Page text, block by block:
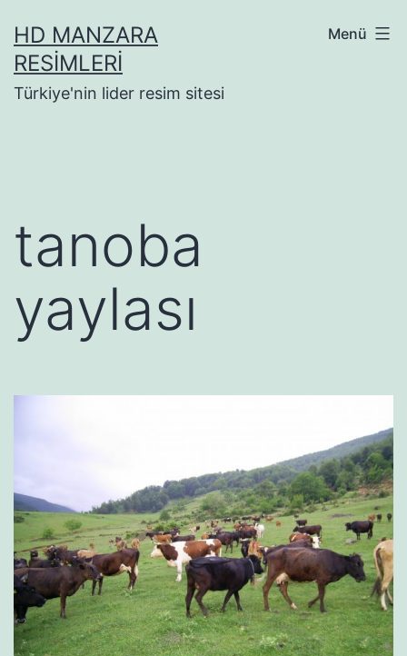
geçHD MANZARA
RESIMLERI
Türkiye'nin lider resim sitesi
Menü
tanoba
yaylası